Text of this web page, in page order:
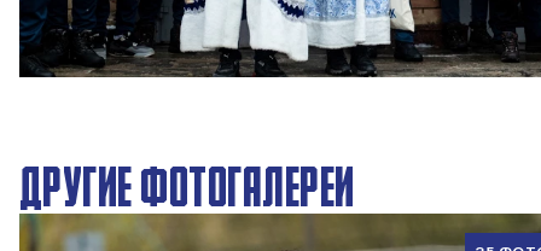
Новогодний праздник в Академии ПФК ЦСКА
27 ДЕКАБРЯ 2025 09:00
ДРУГИЕ ФОТОГАЛЕРЕИ